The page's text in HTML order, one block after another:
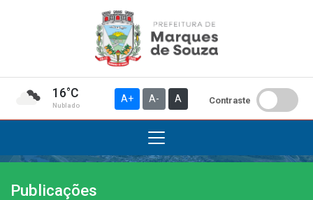
16°C
Nublado
A+ A- A Contraste
Institucional
Publicações